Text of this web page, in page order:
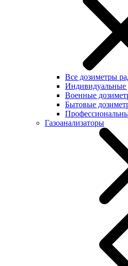
Все дозиметры
Индивидуальные
Военные
Бытовые
Газоанализаторы